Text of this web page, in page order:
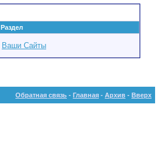
Раздел
Ваши Сайты
Обратная связь - Главная - Архив - Вверх